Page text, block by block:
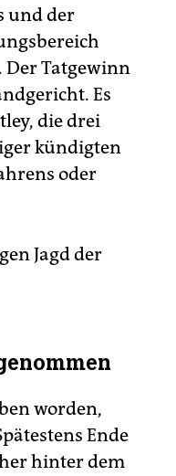
und der
Der Tatgewinn
Es
die drei
kündigten
oder
Jagd der
worden,
Ende
hinter dem